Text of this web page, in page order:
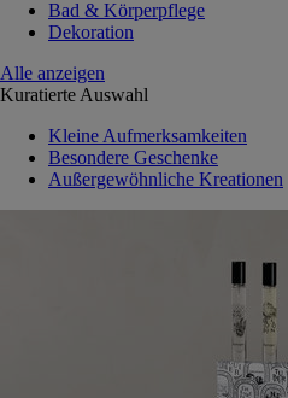
Bad & Körperpflege
Dekoration
Alle anzeigen
Kuratierte Auswahl
Kleine Aufmerksamkeiten
Besondere Geschenke
Außergewöhnliche Kreationen